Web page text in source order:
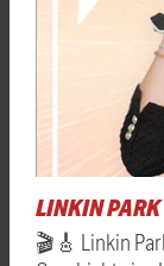
LINKIN
🎬🎸 Linkin